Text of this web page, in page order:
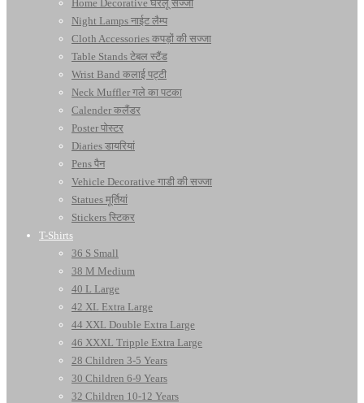
Home Decorative घरेलू सज्जा
Night Lamps नाईट लैम्प
Cloth Accessories कपड़ों की सज्जा
Table Stands टेबल स्टैंड
Wrist Band कलाई पट्टी
Neck Muffler गले का पटका
Calender कलैंडर
Poster पोस्टर
Diaries डायरियां
Pens पैन
Vehicle Decorative गाडी की सज्जा
Statues मूर्तियां
Stickers स्टिकर
T-Shirts
36 S Small
38 M Medium
40 L Large
42 XL Extra Large
44 XXL Double Extra Large
46 XXXL Tripple Extra Large
28 Children 3-5 Years
30 Children 6-9 Years
32 Children 10-12 Years